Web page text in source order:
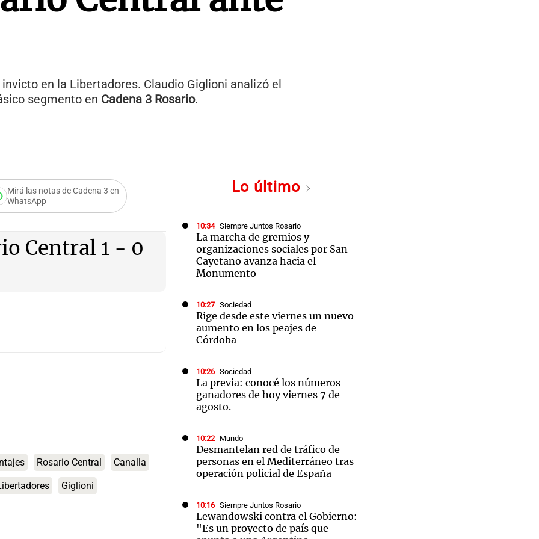
en la Libertadores. Claudio Giglioni analizó el
segmento en Cadena 3 Rosario.
Mirá las notas de Cadena 3 en
WhatsApp
Central 1 - 0
Rosario Central Canalla
Giglioni
Lo último
10:34 Siempre Juntos Rosario
La marcha de gremios y
organizaciones sociales por San
Cayetano avanza hacia el
Monumento
10:27 Sociedad
Rige desde este viernes un nuevo
aumento en los peajes de
Córdoba
10:26 Sociedad
La previa: conocé los números
ganadores de hoy viernes 7 de
agosto.
10:22 Mundo
Desmantelan red de tráfico de
personas en el Mediterráneo tras
operación policial de España
10:16 Siempre Juntos Rosario
Lewandowski contra el Gobierno:
"Es un proyecto de país que
Cadena 3 en Groenlandia